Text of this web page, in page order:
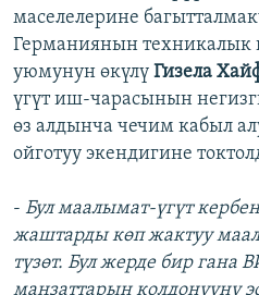
маселелерине
Германиянын техникалык
уюмунун өкүлү Гизела
үгүт иш-чарасынын
өз алдынча чечим кабыл
ойготуу экендигине
- Бул маалымат-үгүт
жаштарды көп жактуу
түзөт. Бул жерде бир гана
маңзаттарын колдонууну